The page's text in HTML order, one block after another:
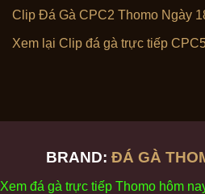
Clip Đá Gà CPC2 Thomo Ngày
Xem lại Clip đá gà trực tiếp
BRAND: ĐÁ GÀ
Xem đá gà trực tiếp Thomo hôm